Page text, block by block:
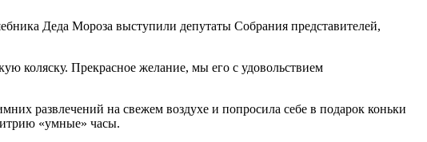
Деда Мороза выступили депутаты Собрания представителей,
коляску. Прекрасное желание, мы его с удовольствием
развлечений на свежем воздухе и попросила себе в подарок коньки
«умные» часы.